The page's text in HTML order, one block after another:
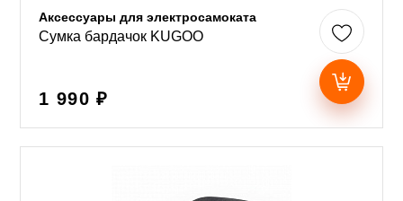
Аксессуары для электросамоката
Сумка бардачок KUGOO
1 990 ₽